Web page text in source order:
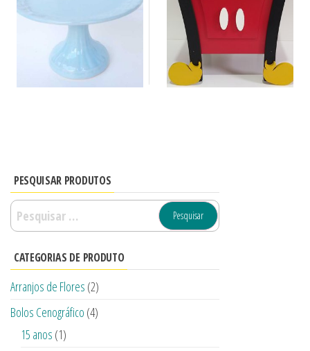
PESQUISAR PRODUTOS
CATEGORIAS DE PRODUTO
Arranjos de Flores (2)
Bolos Cenográfico (4)
15 anos (1)